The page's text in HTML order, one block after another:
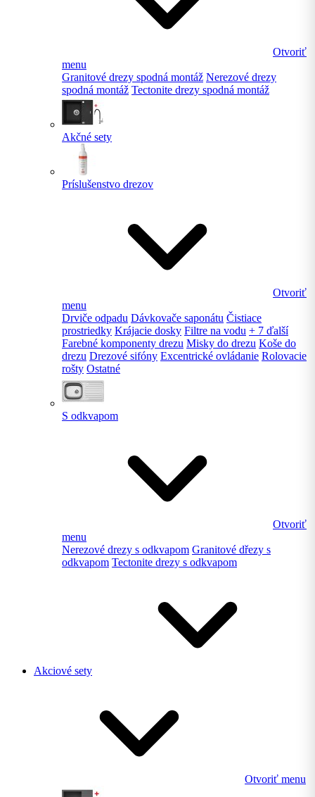
Otvoriť
menu
Granitové drezy spodná montáž Nerezové drezy
spodná montáž Tectonite drezy spodná montáž
Akčné sety
Príslušenstvo drezov
Otvoriť
menu
Drviče odpadu Dávkovače saponátu Čistiace
prostriedky Krájacie dosky Filtre na vodu + 7 ďalší
Farebné komponenty drezu Misky do drezu Koše do
drezu Drezové sifóny Excentrické ovládanie Rolovacie
rošty Ostatné
S odkvapom
Otvoriť
menu
Nerezové drezy s odkvapom Granitové dřezy s
odkvapom Tectonite drezy s odkvapom
Akciové sety
Otvoriť menu